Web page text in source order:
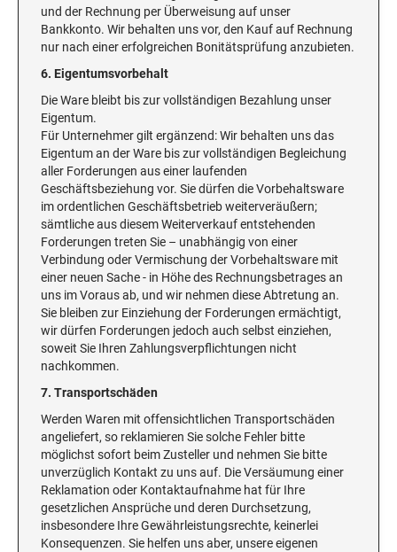
und der Rechnung per Überweisung auf unser
Bankkonto. Wir behalten uns vor, den Kauf auf Rechnung
nur nach einer erfolgreichen Bonitätsprüfung anzubieten.
6. Eigentumsvorbehalt
Die Ware bleibt bis zur vollständigen Bezahlung unser
Eigentum.
Für Unternehmer gilt ergänzend: Wir behalten uns das
Eigentum an der Ware bis zur vollständigen Begleichung
aller Forderungen aus einer laufenden
Geschäftsbeziehung vor. Sie dürfen die Vorbehaltsware
im ordentlichen Geschäftsbetrieb weiterveräußern;
sämtliche aus diesem Weiterverkauf entstehenden
Forderungen treten Sie – unabhängig von einer
Verbindung oder Vermischung der Vorbehaltsware mit
einer neuen Sache - in Höhe des Rechnungsbetrages an
uns im Voraus ab, und wir nehmen diese Abtretung an.
Sie bleiben zur Einziehung der Forderungen ermächtigt,
wir dürfen Forderungen jedoch auch selbst einziehen,
soweit Sie Ihren Zahlungsverpflichtungen nicht
nachkommen.
7. Transportschäden
Werden Waren mit offensichtlichen Transportschäden
angeliefert, so reklamieren Sie solche Fehler bitte
möglichst sofort beim Zusteller und nehmen Sie bitte
unverzüglich Kontakt zu uns auf. Die Versäumung einer
Reklamation oder Kontaktaufnahme hat für Ihre
gesetzlichen Ansprüche und deren Durchsetzung,
insbesondere Ihre Gewährleistungsrechte, keinerlei
Konsequenzen. Sie helfen uns aber, unsere eigenen